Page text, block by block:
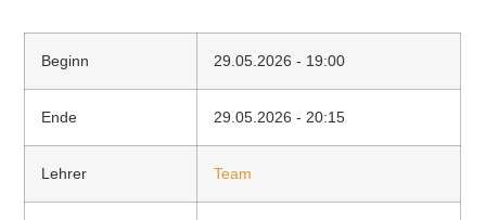
Beginn 29.05.2026 - 19:00
Ende 29.05.2026 - 20:15
Lehrer Team